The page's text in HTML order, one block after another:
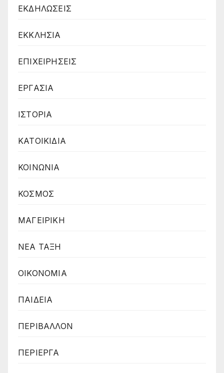
ΕΚΔΗΛΩΣΕΙΣ
ΕΚΚΛΗΣΙΑ
ΕΠΙΧΕΙΡΗΣΕΙΣ
ΕΡΓΑΣΙΑ
ΙΣΤΟΡΙΑ
ΚΑΤΟΙΚΙΔΙΑ
ΚΟΙΝΩΝΙΑ
ΚΟΣΜΟΣ
ΜΑΓΕΙΡΙΚΗ
ΝΕΑ ΤΑΞΗ
ΟΙΚΟΝΟΜΙΑ
ΠΑΙΔΕΙΑ
ΠΕΡΙΒΑΛΛΟΝ
ΠΕΡΙΕΡΓΑ